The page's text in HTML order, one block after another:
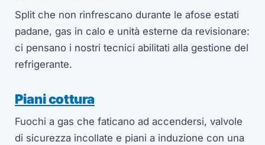
Split che non rinfrescano durante le afose estati
padane, gas in calo e unità esterne da revisionare:
ci pensano i nostri tecnici abilitati alla gestione del
refrigerante.
Piani cottura
Fuochi a gas che faticano ad accendersi, valvole
di sicurezza incollate e piani a induzione con una